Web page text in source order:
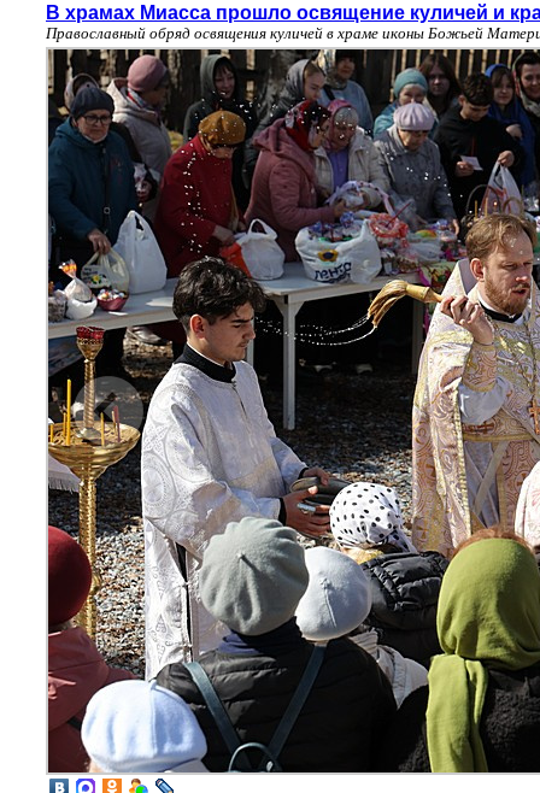
В храмах Миасса прошло освящение куличей и
Православный обряд освящения куличей в храме иконы Божьей